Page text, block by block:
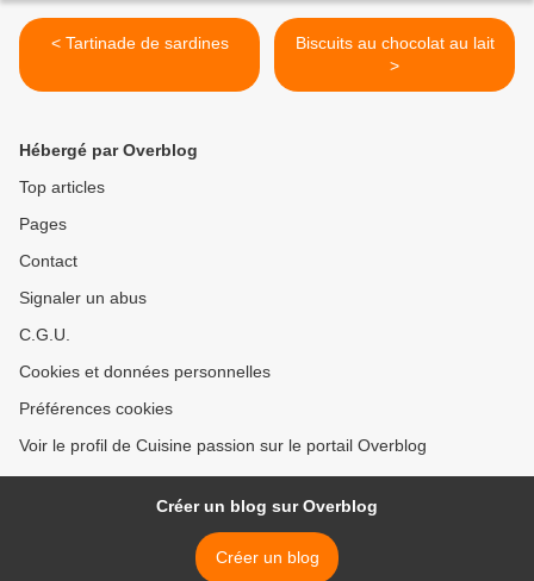
< Tartinade de sardines
Biscuits au chocolat au lait
>
Hébergé par Overblog
Top articles
Pages
Contact
Signaler un abus
C.G.U.
Cookies et données personnelles
Préférences cookies
Voir le profil de Cuisine passion sur le portail Overblog
Créer un blog sur Overblog
Créer un blog